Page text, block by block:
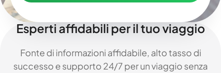
Esperti affidabili per il tuo viaggio
Fonte di informazioni affidabile, alto tasso di
successo e supporto 24/7 per un viaggio senza